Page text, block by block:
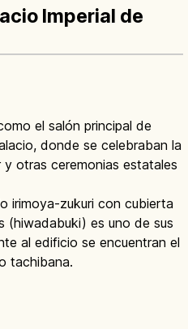
Imperial de
el salón principal de
donde se celebraban la
otras ceremonias estatales
irimoya-zukuri con cubierta
(hiwadabuki) es uno de sus
al edificio se encuentran el
tachibana.